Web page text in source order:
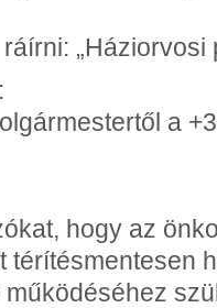
„Háziorvosi
a
hogy az
térítésmentesen